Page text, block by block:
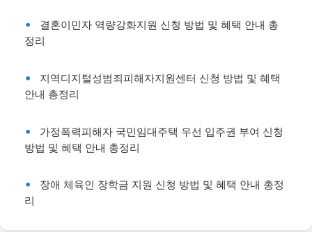
결혼이민자 역량강화지원 신청 방법 및 혜택 안내 총
정리
지역디지털성범죄피해자지원센터 신청 방법 및 혜택
안내 총정리
가정폭력피해자 국민임대주택 우선 입주권 부여 신청
방법 및 혜택 안내 총정리
장애 체육인 장학금 지원 신청 방법 및 혜택 안내 총정
리